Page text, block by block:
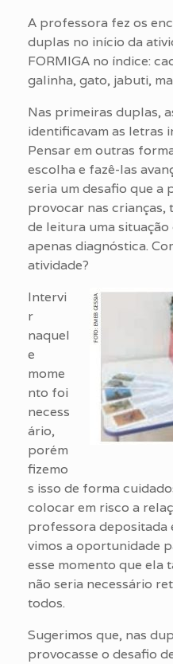
A professora fez os
duplas no início da
FORMIGA no índice:
galinha, gato, jabuti,
Nas primeiras duplas,
identificavam as letras
Pensar em outras
escolha e fazê-las
seria um desafio que a
provocar nas crianças,
de leitura uma
apenas diagnóstica.
atividade?
Intervi
r
naquel
e
mome
nto foi
necess
ário,
porém
fizemo
s isso de forma
colocar em risco a
professora depositada
vimos a oportunidade
esse momento que ela
não seria necessário
todos.
Sugerimos que, nas
provocasse o desafio